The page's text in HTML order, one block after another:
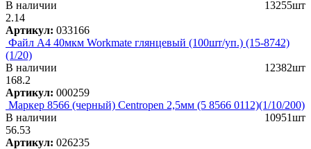
В наличии
13255шт
2.14
Артикул: 033166
Файл А4 40мкм Workmate глянцевый (100шт/уп.) (15-8742)
(1/20)
В наличии
12382шт
168.2
Артикул: 000259
Маркер 8566 (черный) Centropen 2,5мм (5 8566 0112)(1/10/200)
В наличии
10951шт
56.53
Артикул: 026235